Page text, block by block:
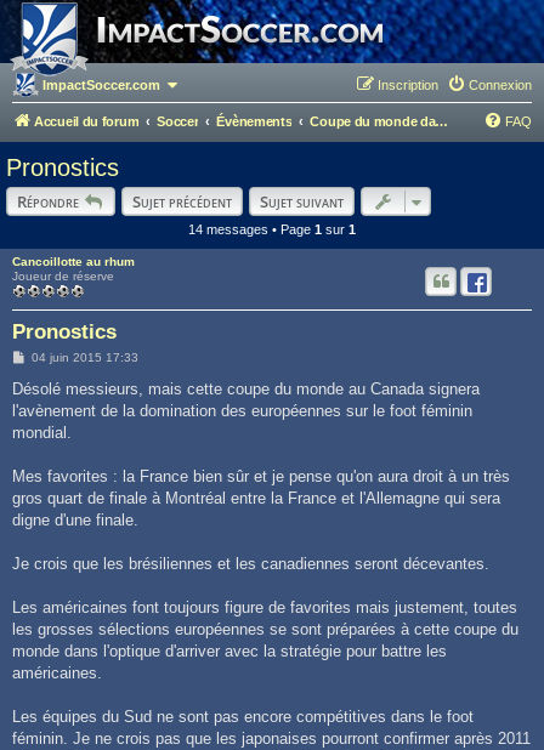
ImpactSoccer.com Connexion
Inscription
Accueil du forum Soccer Évènements Coupe du monde dames - Canada 2015 FAQ
Pronostics
Répondre Sujet précédent Sujet suivant
14 messages • Page 1 sur 1
Cancoillotte au rhum
Joueur de réserve
Pronostics
M
s
a
g
04 juin 2015 17:33
Désolé messieurs, mais cette coupe du monde au Canada signera
l'avènement de la domination des européennes sur le foot féminin
mondial.
Mes favorites : la France bien sûr et je pense qu'on aura droit à un très
gros quart de finale à Montréal entre la France et l'Allemagne qui sera
digne d'une finale.
Je crois que les brésiliennes et les canadiennes seront décevantes.
Les américaines font toujours figure de favorites mais justement, toutes
les grosses sélections européennes se sont préparées à cette coupe du
monde dans l'optique d'arriver avec la stratégie pour battre les
américaines.
Les équipes du Sud ne sont pas encore compétitives dans le foot
féminin. Je ne crois pas que les japonaises pourront confirmer après 2011